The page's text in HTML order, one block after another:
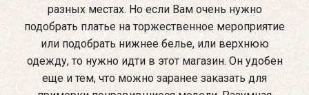
разных местах. Но если Вам очень нужно
подобрать платье на торжественное мероприятие
или подобрать нижнее белье, или верхнюю
одежду, то нужно идти в этот магазин. Он удобен
еще и тем, что можно заранее заказать для